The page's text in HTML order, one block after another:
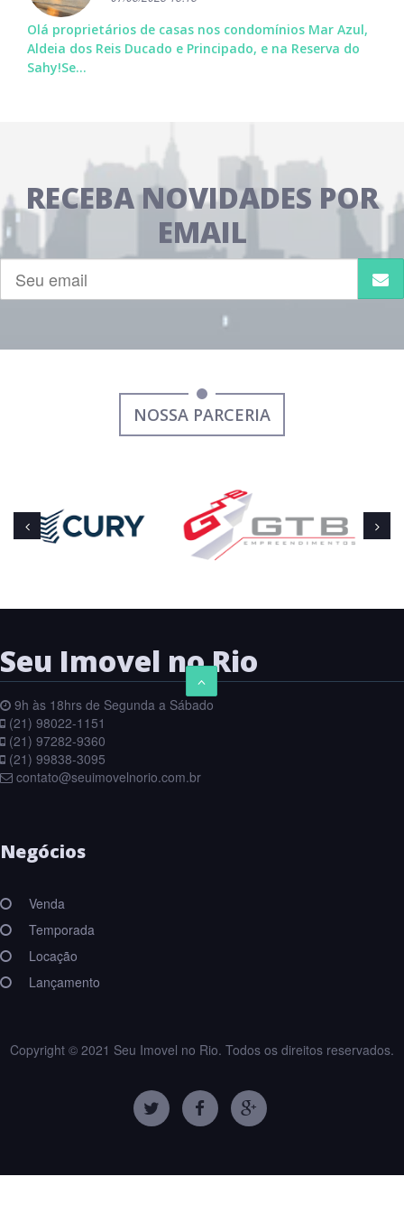
Olá proprietários de casas nos condomínios Mar Azul,
Aldeia dos Reis Ducado e Principado, e na Reserva do
Sahy!Se...
RECEBA NOVIDADES POR
EMAIL
NOSSA PARCERIA
Seu Imovel no Rio
9h às 18hrs de Segunda a Sábado
(21) 98022-1151
(21) 97282-9360
(21) 99838-3095
contato@seuimovelnorio.com.br
Negócios
Venda
Temporada
Locação
Lançamento
Copyright © 2021 Seu Imovel no Rio. Todos os direitos reservados.